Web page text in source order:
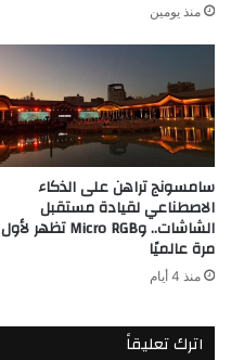
منذ يومين
سامسونج تراهن على الذكاء
الاصطناعي لقيادة مستقبل
الشاشات.. وMicro RGB تظهر لأول
مرة عالميًا
منذ 4 أيام
اترك تعليقاً